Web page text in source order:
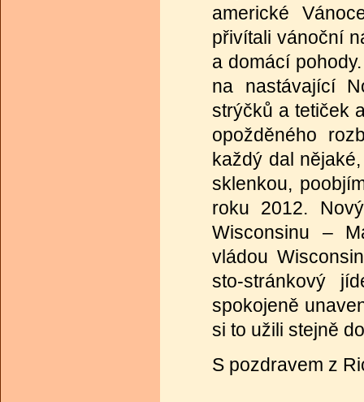
americké
přivítali vánoční
a domácí
na nastávající
strýčků a tetiček
opožděného
každý dal
sklenkou,
roku 2012.
Wisconsinu –
vládou
sto-stránkový
spokojeně
si to užili stejně
S pozdravem z